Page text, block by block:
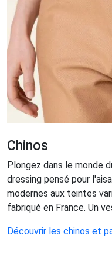
Chinos
Plongez dans le monde
dressing pensé pour
modernes aux teintes
fabriqué en France. Un
Découvrir les chinos et